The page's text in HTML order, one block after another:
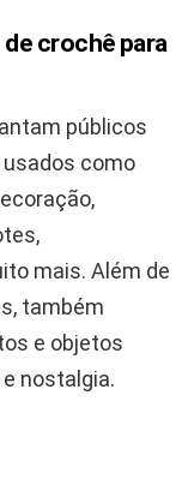
crochê para
públicos
usados como
mais. Além de
também
e objetos
nostalgia.